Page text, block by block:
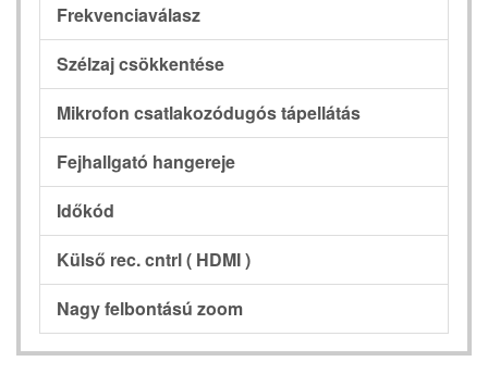
Frekvenciaválasz
Szélzaj csökkentése
Mikrofon csatlakozódugós tápellátás
Fejhallgató hangereje
Időkód
Külső rec. cntrl ( HDMI )
Nagy felbontású zoom